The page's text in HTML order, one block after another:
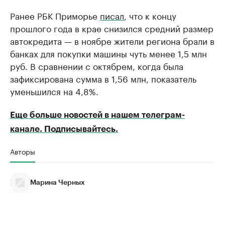
Ранее РБК Приморье писал, что к концу
прошлого года в крае снизился средний размер
автокредита — в ноябре жители региона брали в
банках для покупки машины чуть менее 1,5 млн
руб. В сравнении с октябрем, когда была
зафиксирована сумма в 1,56 млн, показатель
уменьшился на 4,8%.
Еще больше новостей в нашем телеграм-
канале. Подписывайтесь.
Авторы
Марина Черных